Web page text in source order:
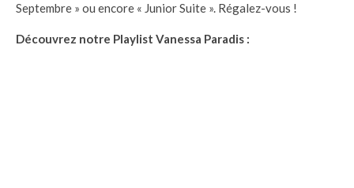
Septembre » ou encore « Junior Suite ». Régalez-vous !
Découvrez notre Playlist Vanessa Paradis :